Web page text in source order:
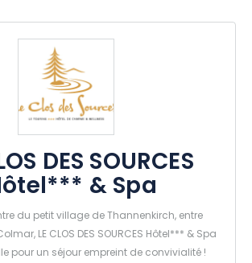
DES SOURCES
& Spa
du petit village de Thannenkirch, entre
LE CLOS DES SOURCES Hôtel*** & Spa
pour un séjour empreint de convivialité !